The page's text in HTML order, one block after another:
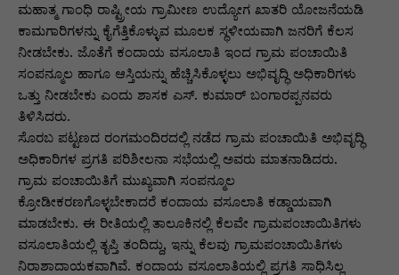
s
A
p
p
e
b
o
o
k
e
dI
n
s
e
n
g
er
gr
a
m
er l
y
Li
n
ar
e
ಮಹಾತ್ಮ ಗಾಂಧಿ ರಾಷ್ಟ್ರೀಯ ಗ್ರಾಮೀಣ ಉದ್ಯೋಗ ಖಾತರಿ ಯೋಜನೆಯಡಿ
ಕಾಮಗಾರಿಗಳನ್ನು ಕೈಗೆತ್ತಿಕೊಳ್ಳುವ ಮೂಲಕ ಸ್ಥಳೀಯವಾಗಿ ಜನರಿಗೆ ಕೆಲಸ
ನೀಡಬೇಕು. ಜೊತೆಗೆ ಕಂದಾಯ ವಸೂಲಾತಿ ಇಂದ ಗ್ರಾಮ ಪಂಚಾಯಿತಿ
ಸಂಪನ್ಮೂಲ ಹಾಗೂ ಆಸ್ತಿಯನ್ನು ಹೆಚ್ಚಿಸಿಕೊಳ್ಳಲು ಅಭಿವೃದ್ಧಿ ಅಧಿಕಾರಿಗಳು
ಒತ್ತು ನೀಡಬೇಕು ಎಂದು ಶಾಸಕ ಎಸ್. ಕುಮಾರ್ ಬಂಗಾರಪ್ಪನವರು
ತಿಳಿಸಿದರು.
ಸೊರಬ ಪಟ್ಟಣದ ರಂಗಮಂದಿರದಲ್ಲಿ ನಡೆದ ಗ್ರಾಮ ಪಂಚಾಯಿತಿ ಅಭಿವೃದ್ಧಿ
ಅಧಿಕಾರಿಗಳ ಪ್ರಗತಿ ಪರಿಶೀಲನಾ ಸಭೆಯಲ್ಲಿ ಅವರು ಮಾತನಾಡಿದರು.
ಗ್ರಾಮ ಪಂಚಾಯಿತಿಗೆ ಮುಖ್ಯವಾಗಿ ಸಂಪನ್ಮೂಲ
ಕ್ರೋಡೀಕರಣಗೊಳ್ಳಬೇಕಾದರೆ ಕಂದಾಯ ವಸೂಲಾತಿ ಕಡ್ಡಾಯವಾಗಿ
ಮಾಡಬೇಕು. ಈ ರೀತಿಯಲ್ಲಿ ತಾಲೂಕಿನಲ್ಲಿ ಕೆಲವೇ ಗ್ರಾಮಪಂಚಾಯಿತಿಗಳು
ವಸೂಲಾತಿಯಲ್ಲಿ ತೃಪ್ತಿ ತಂದಿದ್ದು, ಇನ್ನು ಕೆಲವು ಗ್ರಾಮಪಂಚಾಯಿತಿಗಳು
ನಿರಾಶಾದಾಯಕವಾಗಿವೆ. ಕಂದಾಯ ವಸೂಲಾತಿಯಲ್ಲಿ ಪ್ರಗತಿ ಸಾಧಿಸಿಲ್ಲ